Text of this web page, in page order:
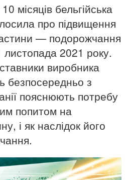
місяців бельгійська
про підвищення
— подорожчання
листопада 2021 року.
виробника
безпосередньо з
пояснюють потребу
попитом на
і як наслідок його